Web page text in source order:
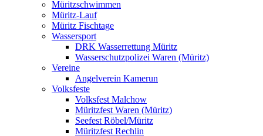
Müritzschwimmen
Müritz-Lauf
Müritz Fischtage
Wassersport
DRK Wasserrettung Müritz
Wasserschutzpolizei Waren (Müritz)
Vereine
Angelverein Kamerun
Volksfeste
Volksfest Malchow
Müritzfest Waren (Müritz)
Seefest Röbel/Müritz
Müritzfest Rechlin